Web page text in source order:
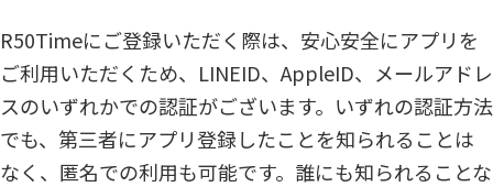
R50Timeにご登録いただく際は、安心安全にアプリを
ご利用いただくため、LINEID、AppleID、メールアドレ
スのいずれかでの認証がございます。いずれの認証方法
でも、第三者にアプリ登録したことを知られることは
なく、匿名での利用も可能です。誰にも知られることな